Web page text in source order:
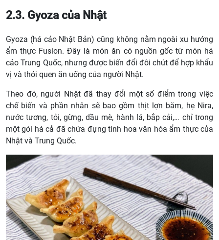
2.3. Gyoza của Nhật
Gyoza (há cảo Nhật Bản) cũng không nằm ngoài xu hướng
ẩm thực Fusion. Đây là món ăn có nguồn gốc từ món há
cảo Trung Quốc, nhưng được biến đổi đôi chút để hợp khẩu
vị và thói quen ăn uống của người Nhật.
Theo đó, người Nhật đã thay đổi một số điểm trong việc
chế biến và phần nhân sẽ bao gồm thịt lợn băm, hẹ Nira,
nước tương, tỏi, gừng, dầu mè, hành lá, bắp cải,… chỉ trong
một gói há cả đã chứa đựng tinh hoa văn hóa ẩm thực của
Nhật và Trung Quốc.